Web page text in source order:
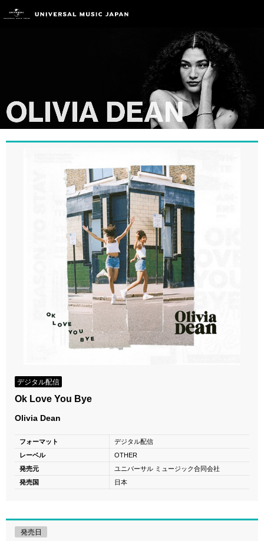
デジタル配信
Ok Love You Bye
Olivia Dean
フォーマット
デジタル配信
レーベル
OTHER
発売元
ユニバーサル ミュージック合同会社
発売国
日本
発売日